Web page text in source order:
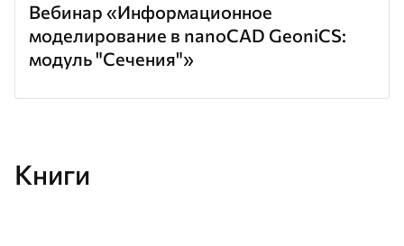
Вебинар «Информационное
моделирование в nanoCAD GeoniCS:
модуль "Сечения"»
Книги